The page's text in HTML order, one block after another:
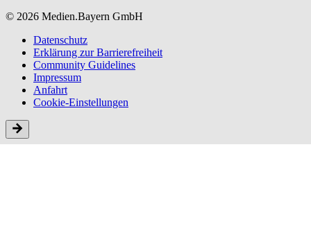
© 2026 Medien.Bayern GmbH
Datenschutz
Erklärung zur Barriere­freiheit
Community Guidelines
Impressum
Anfahrt
Cookie-Einstellungen